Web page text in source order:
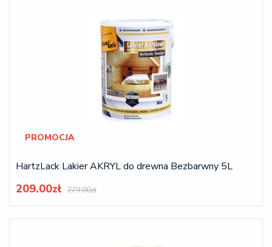
PROMOCJA
HartzLack Lakier AKRYL do drewna Bezbarwny 5L
209.00zł 279.00zł